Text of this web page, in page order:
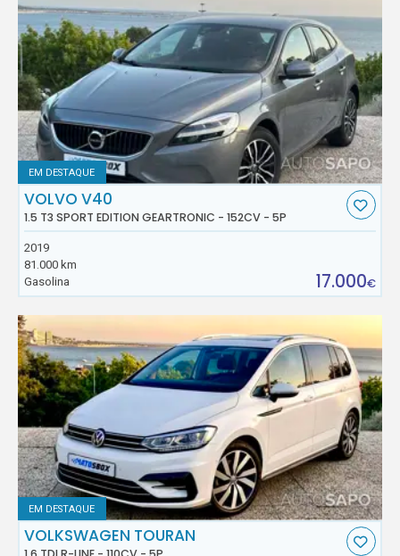
EM DESTAQUE
VOLVO V40
1.5 T3 SPORT EDITION GEARTRONIC - 152CV - 5P
2019
81.000 km
Gasolina
17.000€
EM DESTAQUE
VOLKSWAGEN TOURAN